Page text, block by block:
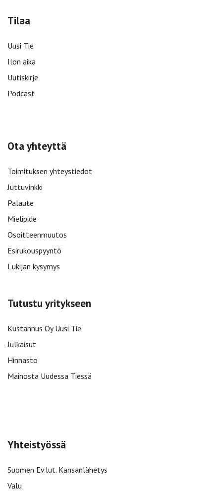
Tilaa
Uusi Tie
Ilon aika
Uutiskirje
Podcast
Ota yhteyttä
Toimituksen yhteystiedot
Juttuvinkki
Palaute
Mielipide
Osoitteenmuutos
Esirukouspyyntö
Lukijan kysymys
Tutustu yritykseen
Kustannus Oy Uusi Tie
Julkaisut
Hinnasto
Mainosta Uudessa Tiessä
Yhteistyössä
Suomen Ev.lut. Kansanlähetys
Valu